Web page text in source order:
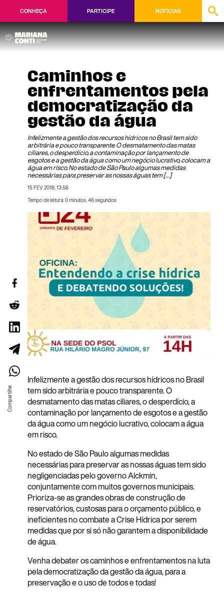
CONHEÇA PARTICIPE NOTÍCIAS
Caminhos e
enfrentamentos pela
democratização da
gestão da água
Infelizmente a gestão dos recursos hídricos no Brasil tem sido
arbitrária e pouco transparente. O desmatamento das matas
ciliares, o desperdício, a contaminação por lançamento de
esgotos e a gestão da água como um negócio lucrativo, colocam a
água em risco. No estado de São Paulo algumas medidas
necessárias para preservar as nossas águas tem […]
15 FEV 2018, 13:56
Tempo de leitura: 0 minutos, 46 segundos
Infelizmente a gestão dos recursos hídricos no Brasil
tem sido arbitrária e pouco transparente. O
desmatamento das matas ciliares, o desperdício, a
contaminação por lançamento de esgotos e a gestão
da água como um negócio lucrativo, colocam a água
em risco.
No estado de São Paulo algumas medidas
necessárias para preservar as nossas águas tem sido
negligenciadas pelo governo Alckmin,
conjuntamente com muitos governos municipais.
Prioriza-se as grandes obras de construção de
reservatórios, custosas para o orçamento público, e
ineficientes no combate a Crise Hídrica por serem
medidas que por si só não garantem a disponibilidade
de água.
Venha debater os caminhos e enfrentamentos na luta
pela democratização da gestão da água, para a
preservação e o uso de todos e todas!